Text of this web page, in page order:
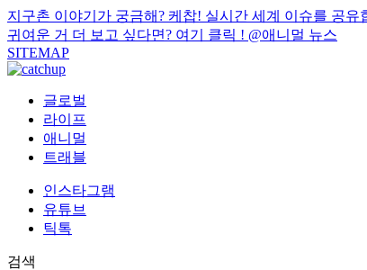
지구촌 이야기가 궁금해? 케찹! 실시간 세계 이슈를 공유
귀여운 거 더 보고 싶다면? 여기 클릭 ! @애니멀 뉴스
SITEMAP
글로벌
라이프
애니멀
트래블
인스타그램
유튜브
틱톡
검색